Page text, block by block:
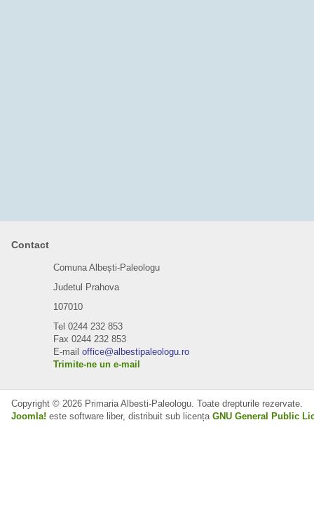
Contact
Comuna Albești-Paleologu
Judetul Prahova
107010
Tel 0244 232 853
Fax 0244 232 853
E-mail office@albestipaleologu.ro
Trimite-ne un e-mail
Copyright © 2026 Primaria Albesti-Paleologu. Toate drepturile rezervate.
Joomla! este software liber, distribuit sub licența GNU General Public